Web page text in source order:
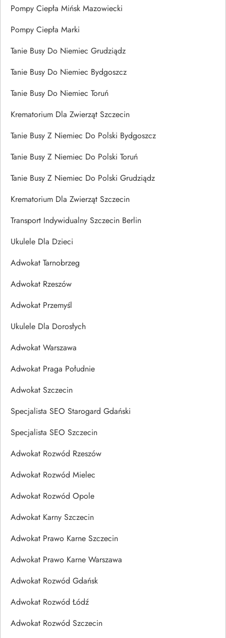
Pompy Ciepła Mińsk Mazowiecki
Pompy Ciepła Marki
Tanie Busy Do Niemiec Grudziądz
Tanie Busy Do Niemiec Bydgoszcz
Tanie Busy Do Niemiec Toruń
Krematorium Dla Zwierząt Szczecin
Tanie Busy Z Niemiec Do Polski Bydgoszcz
Tanie Busy Z Niemiec Do Polski Toruń
Tanie Busy Z Niemiec Do Polski Grudziądz
Krematorium Dla Zwierząt Szczecin
Transport Indywidualny Szczecin Berlin
Ukulele Dla Dzieci
Adwokat Tarnobrzeg
Adwokat Rzeszów
Adwokat Przemyśl
Ukulele Dla Dorosłych
Adwokat Warszawa
Adwokat Praga Południe
Adwokat Szczecin
Specjalista SEO Starogard Gdański
Specjalista SEO Szczecin
Adwokat Rozwód Rzeszów
Adwokat Rozwód Mielec
Adwokat Rozwód Opole
Adwokat Karny Szczecin
Adwokat Prawo Karne Szczecin
Adwokat Prawo Karne Warszawa
Adwokat Rozwód Gdańsk
Adwokat Rozwód Łódź
Adwokat Rozwód Szczecin